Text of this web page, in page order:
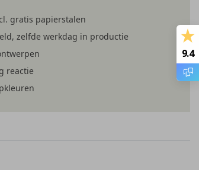
gratis papierstalen
zelfde werkdag in productie
reactie
9.4